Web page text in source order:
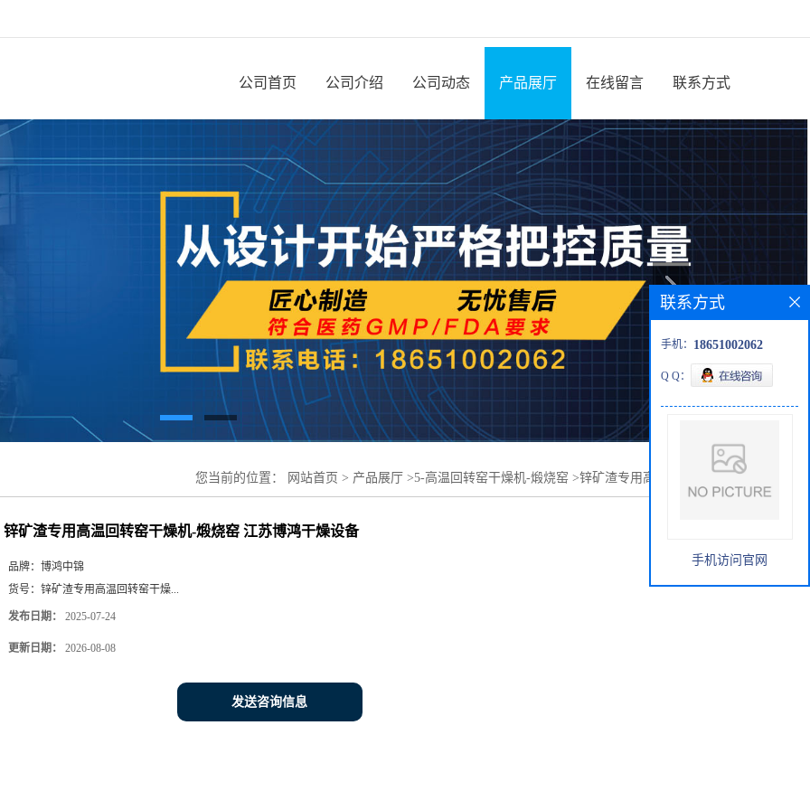
公司首页 公司介绍 公司动态 产品展厅 在线留言 联系方式
您当前的位置： 网站首页 > 产品展厅 >5-高温回转窑干燥机-煅烧窑 >锌矿渣专用高温回转窑干燥
锌矿渣专用高温回转窑干燥机-煅烧窑 江苏博鸿干燥设备
品牌： 博鸿中锦
货号： 锌矿渣专用高温回转窑干燥...
发布日期： 2025-07-24
更新日期： 2026-08-08
发送咨询信息
联系方式
手机： 18651002062
Q Q：
手机访问官网